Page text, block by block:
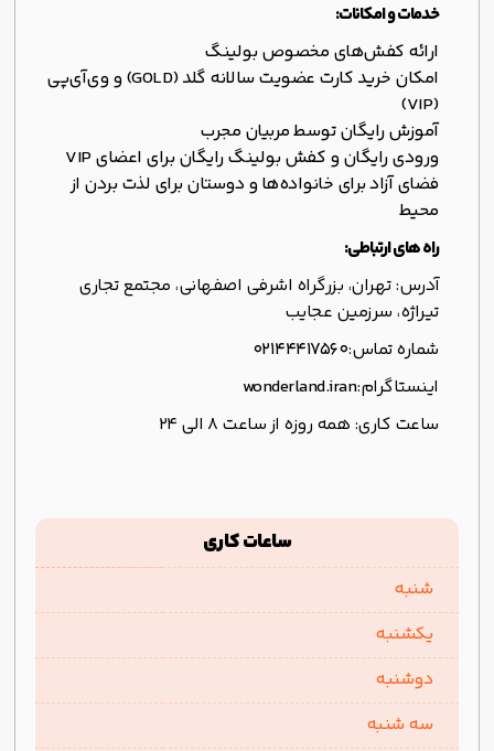
خدمات و امکانات:
ارائه کفش‌های مخصوص بولینگ
امکان خرید کارت عضویت سالانه گلد (GOLD) و وی‌آی‌پی
(VIP)
آموزش رایگان توسط مربیان مجرب
ورودی رایگان و کفش بولینگ رایگان برای اعضای VIP
فضای آزاد برای خانواده‌ها و دوستان برای لذت بردن از
محیط
راه های ارتباطی:
آدرس: تهران، بزرگراه اشرفی اصفهانی، مجتمع تجاری
تيراژه، سرزمين عجايب
شماره تماس:02144417560
اینستاگرام:wonderland.iran
ساعت کاری: همه روزه از ساعت 8 الی ۲۴
ساعات کاری
شنبه
یکشنبه
دوشنبه
سه شنبه